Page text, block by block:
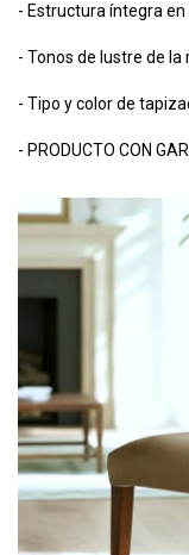
- Estructura íntegra
- Tonos de lustre de
- Tipo y color de
- PRODUCTO CON